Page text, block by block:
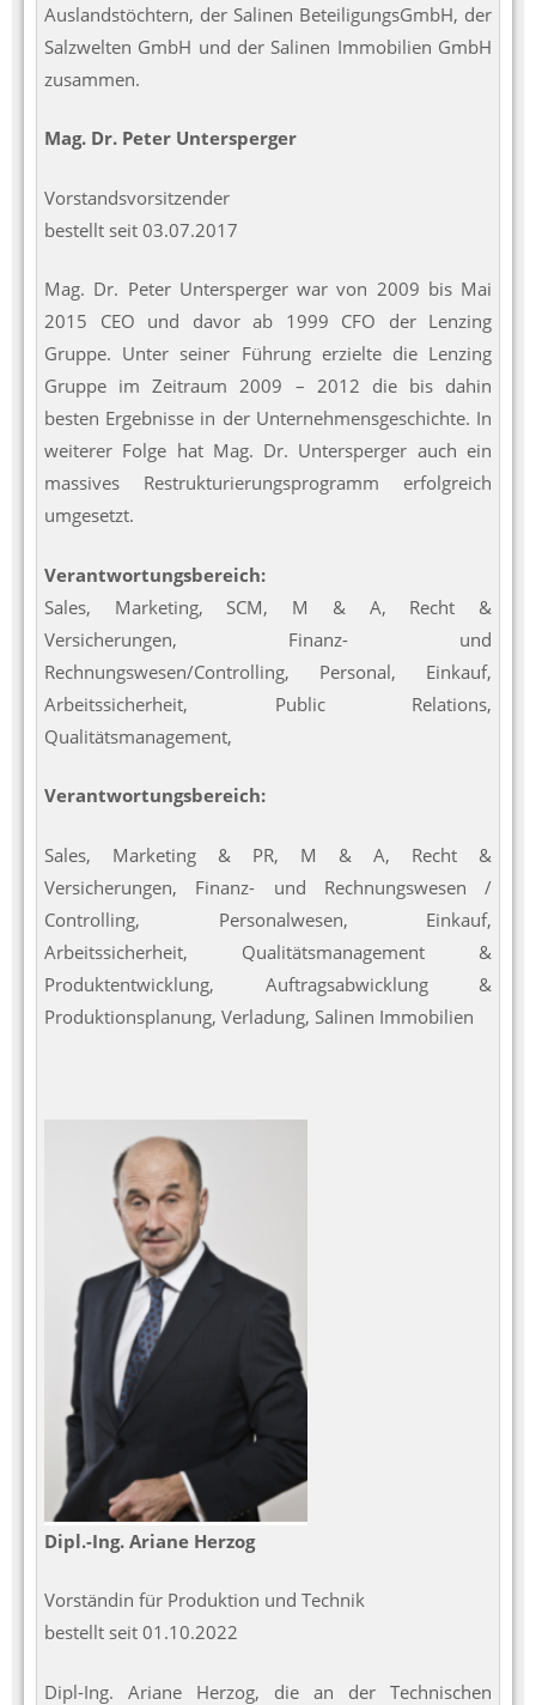
Auslandstöchtern, der Salinen BeteiligungsGmbH, der
Salzwelten GmbH und der Salinen Immobilien GmbH
zusammen.
Mag. Dr. Peter Untersperger
Vorstandsvorsitzender
bestellt seit 03.07.2017
Mag. Dr. Peter Untersperger war von 2009 bis Mai
2015 CEO und davor ab 1999 CFO der Lenzing
Gruppe. Unter seiner Führung erzielte die Lenzing
Gruppe im Zeitraum 2009 – 2012 die bis dahin
besten Ergebnisse in der Unternehmensgeschichte. In
weiterer Folge hat Mag. Dr. Untersperger auch ein
massives Restrukturierungsprogramm erfolgreich
umgesetzt.
Verantwortungsbereich:
Sales, Marketing, SCM, M & A, Recht &
Versicherungen, Finanz- und
Rechnungswesen/Controlling, Personal, Einkauf,
Arbeitssicherheit, Public Relations,
Qualitätsmanagement,
Verantwortungsbereich:
Sales, Marketing & PR, M & A, Recht &
Versicherungen, Finanz- und Rechnungswesen /
Controlling, Personalwesen, Einkauf,
Arbeitssicherheit, Qualitätsmanagement &
Produktentwicklung, Auftragsabwicklung &
Produktionsplanung, Verladung, Salinen Immobilien
Dipl.-Ing. Ariane Herzog
Vorständin für Produktion und Technik
bestellt seit 01.10.2022
Dipl-Ing. Ariane Herzog, die an der Technischen